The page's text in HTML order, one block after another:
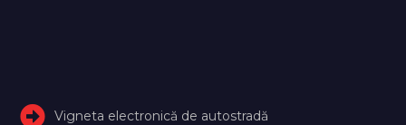
Vigneta electronică de autostradă